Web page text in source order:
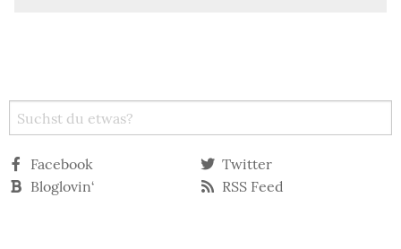
Facebook
Twitter
Bloglovin‘
RSS Feed